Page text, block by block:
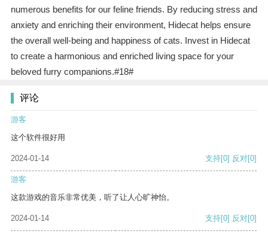
numerous benefits for our feline friends. By reducing stress and
anxiety and enriching their environment, Hidecat helps ensure
the overall well-being and happiness of cats. Invest in Hidecat
to create a harmonious and enriched living space for your
beloved furry companions.#18#
评论
游客
这个软件很好用
2024-01-14 支持[0] 反对[0]
游客
这款游戏的音乐非常优美，听了让人心旷神怡。
2024-01-14 支持[0] 反对[0]